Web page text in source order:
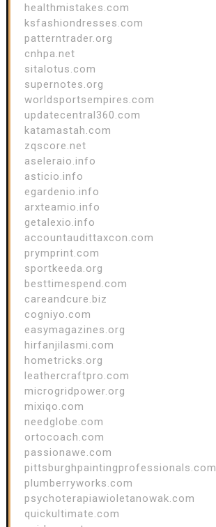
healthmistakes.com
ksfashiondresses.com
patterntrader.org
cnhpa.net
sitalotus.com
supernotes.org
worldsportsempires.com
updatecentral360.com
katamastah.com
zqscore.net
aseleraio.info
asticio.info
egardenio.info
arxteamio.info
getalexio.info
accountaudittaxcon.com
prymprint.com
sportkeeda.org
besttimespend.com
careandcure.biz
cogniyo.com
easymagazines.org
hirfanjilasmi.com
hometricks.org
leathercraftpro.com
microgridpower.org
mixiqo.com
needglobe.com
ortocoach.com
passionawe.com
pittsburghpaintingprofessionals.com
plumberryworks.com
psychoterapiawioletanowak.com
quickultimate.com